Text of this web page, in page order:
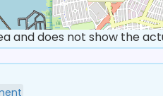
and does not show the